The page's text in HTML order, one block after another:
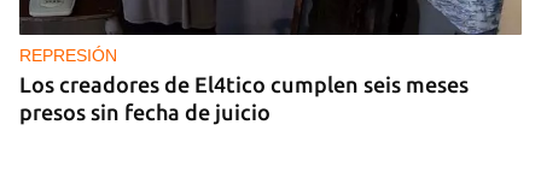
REPRESIÓN
Los creadores de El4tico cumplen seis meses
presos sin fecha de juicio